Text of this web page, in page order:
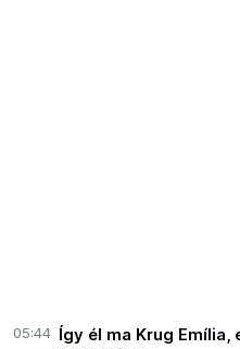
05:44 Így él ma Krug